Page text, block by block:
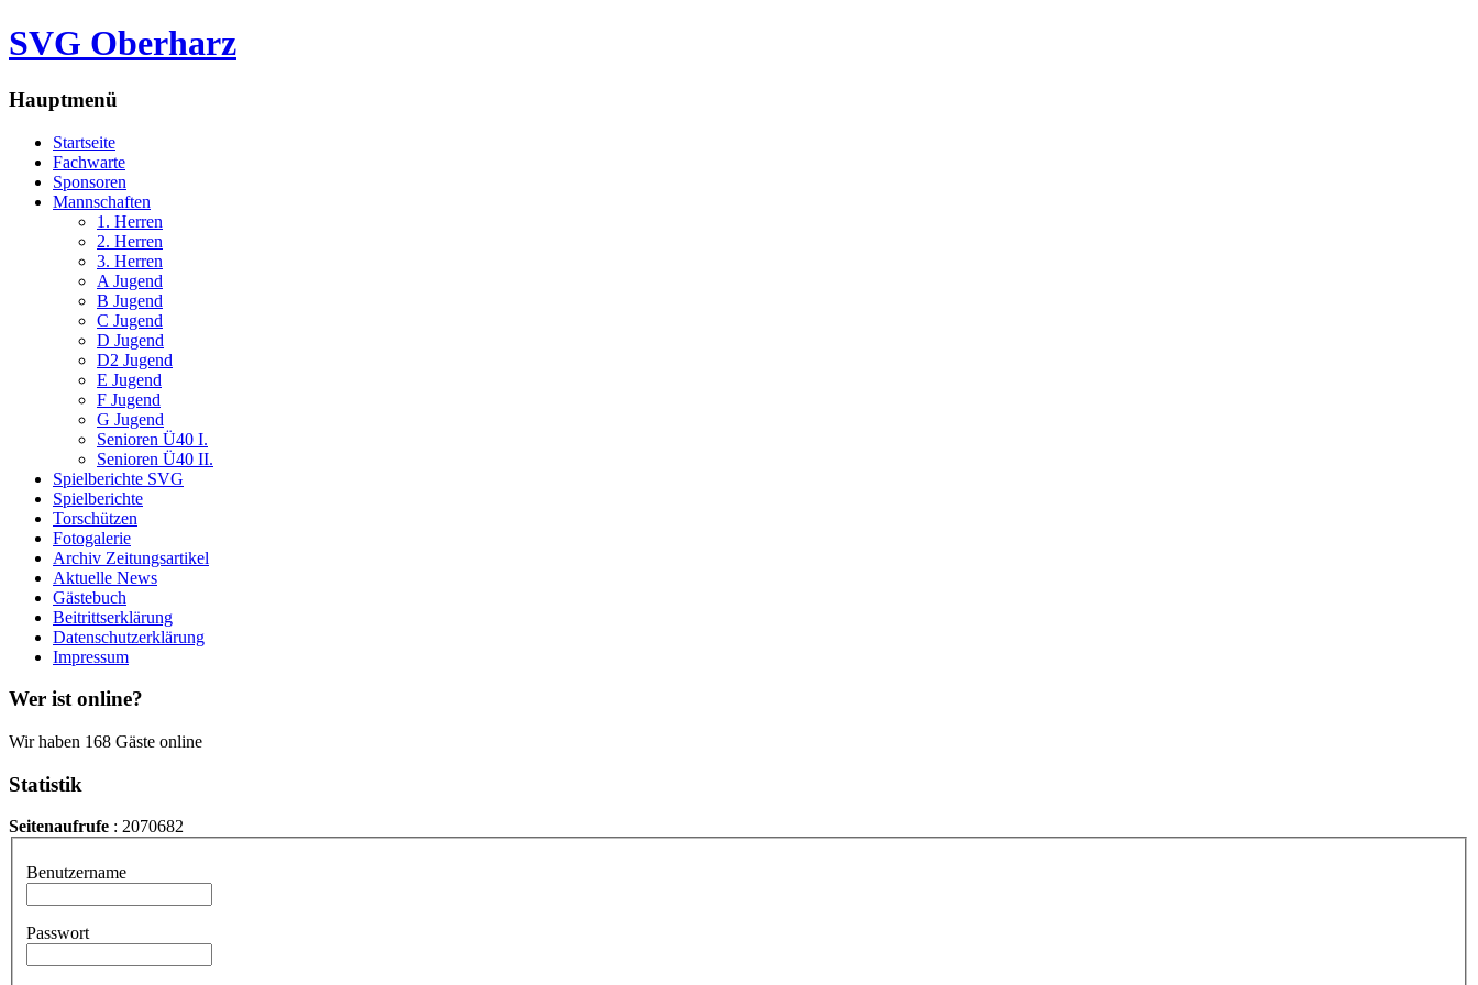
SVG Oberharz
Hauptmenü
Startseite
Fachwarte
Sponsoren
Mannschaften
1. Herren
2. Herren
3. Herren
A Jugend
B Jugend
C Jugend
D Jugend
D2 Jugend
E Jugend
F Jugend
G Jugend
Senioren Ü40 I.
Senioren Ü40 II.
Spielberichte SVG
Spielberichte
Torschützen
Fotogalerie
Archiv Zeitungsartikel
Aktuelle News
Gästebuch
Beitrittserklärung
Datenschutzerklärung
Impressum
Wer ist online?
Wir haben 168 Gäste online
Statistik
Seitenaufrufe : 2070682
Benutzername
Passwort